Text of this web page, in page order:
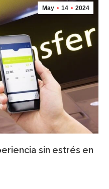
May 14 2024
sin estrés en